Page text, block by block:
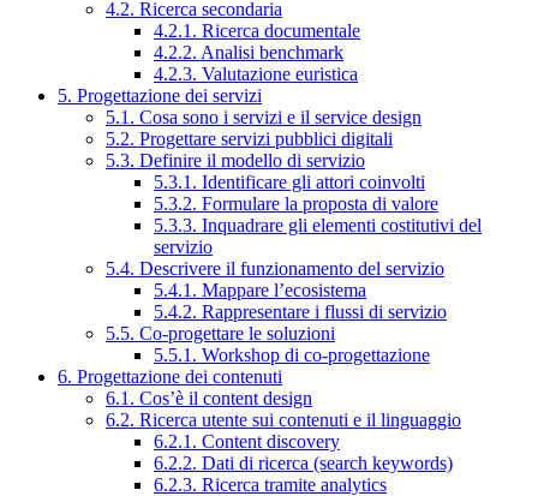
4.2. Ricerca secondaria
4.2.1. Ricerca documentale
4.2.2. Analisi benchmark
4.2.3. Valutazione euristica
5. Progettazione dei servizi
5.1. Cosa sono i servizi e il service design
5.2. Progettare servizi pubblici digitali
5.3. Definire il modello di servizio
5.3.1. Identificare gli attori coinvolti
5.3.2. Formulare la proposta di valore
5.3.3. Inquadrare gli elementi costitutivi del
servizio
5.4. Descrivere il funzionamento del servizio
5.4.1. Mappare l’ecosistema
5.4.2. Rappresentare i flussi di servizio
5.5. Co-progettare le soluzioni
5.5.1. Workshop di co-progettazione
6. Progettazione dei contenuti
6.1. Cos’è il content design
6.2. Ricerca utente sui contenuti e il linguaggio
6.2.1. Content discovery
6.2.2. Dati di ricerca (search keywords)
6.2.3. Ricerca tramite analytics